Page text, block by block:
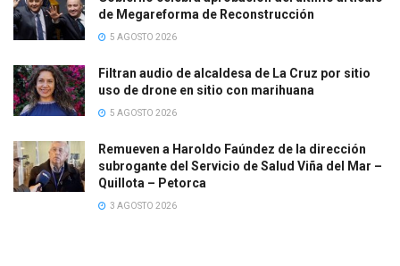
de Megareforma de Reconstrucción
5 AGOSTO 2026
Filtran audio de alcaldesa de La Cruz por sitio
uso de drone en sitio con marihuana
5 AGOSTO 2026
Remueven a Haroldo Faúndez de la dirección
subrogante del Servicio de Salud Viña del Mar –
Quillota – Petorca
3 AGOSTO 2026